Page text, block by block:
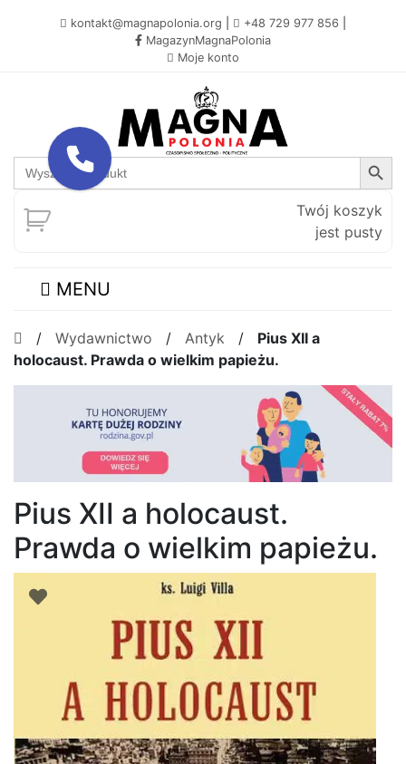
kontakt@magnapolonia.org +48 729 977 856
MagazynMagnaPolonia
Moje konto
Search
for:
Search Button
Twój koszyk
jest pusty
MENU
/ Wydawnictwo / Antyk / Pius XII a
holocaust. Prawda o wielkim papieżu.
Pius XII a holocaust.
Prawda o wielkim papieżu.